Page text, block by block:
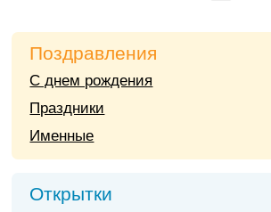
Поздравления
С днем рождения
Праздники
Именные
Открытки